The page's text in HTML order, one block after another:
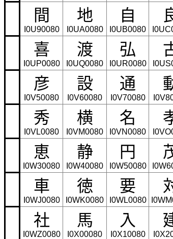
間
I0U90080
地
I0UA0080
自
I0UB0080
喜
I0UP0080
渡
I0UQ0080
弘
I0UR0080
彦
I0V50080
設
I0V60080
通
I0V70080
秀
I0VL0080
横
I0VM0080
名
I0VN0080
恵
I0W30080
静
I0W40080
円
I0W50080
車
I0WJ0080
徳
I0WK0080
要
I0WL0080
社
I0WZ0080
馬
I0X00080
入
I0X10080